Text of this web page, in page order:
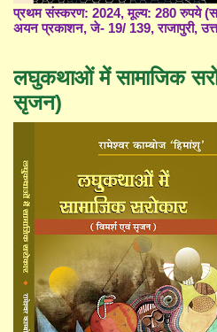
प्रथम संस्करण: 2024, मूल्य: 280 रुपये
अयन प्रकाशन, जे- 19/ 139, राजापुरी,
लघुकथाओं में सामाजिक
सृजन)